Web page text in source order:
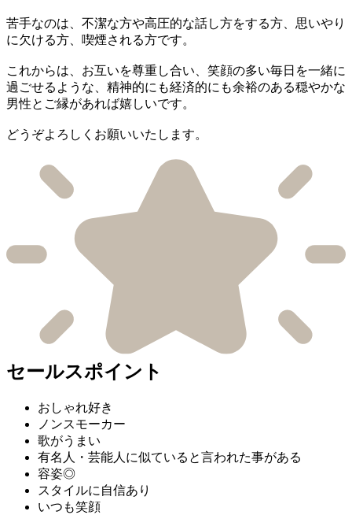
苦手なのは、不潔な方や高圧的な話し方をする方、思いやり
に欠ける方、喫煙される方です。
これからは、お互いを尊重し合い、笑顔の多い毎日を一緒に
過ごせるような、精神的にも経済的にも余裕のある穏やかな
男性とご縁があれば嬉しいです。
どうぞよろしくお願いいたします。
セールスポイント
おしゃれ好き
ノンスモーカー
歌がうまい
有名人・芸能人に似ていると言われた事がある
容姿◎
スタイルに自信あり
いつも笑顔